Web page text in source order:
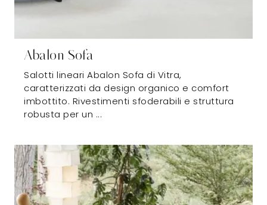
Abalon Sofa
Salotti lineari Abalon Sofa di Vitra,
caratterizzati da design organico e comfort
imbottito. Rivestimenti sfoderabili e struttura
robusta per un ...